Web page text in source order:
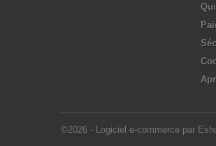
©2026 - Logiciel e-commerce par